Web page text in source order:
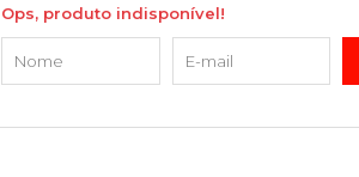
Ops, produto indisponível!